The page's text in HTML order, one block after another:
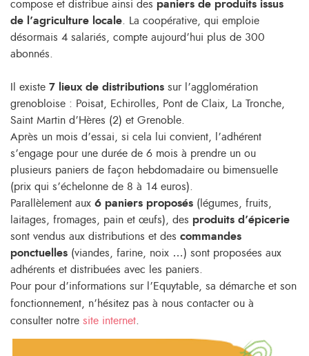
compose et distribue ainsi des paniers de produits issus
de l’agriculture locale . La coopérative, qui emploie
désormais 4 salariés, compte aujourd’hui plus de 300
abonnés.
Il existe 7 lieux de distributions sur l’agglomération
grenobloise : Poisat, Echirolles, Pont de Claix, La Tronche,
Saint Martin d’Hères (2) et Grenoble.
Après un mois d’essai, si cela lui convient, l’adhérent
s’engage pour une durée de 6 mois à prendre un ou
plusieurs paniers de façon hebdomadaire ou bimensuelle
(prix qui s’échelonne de 8 à 14 euros).
Parallèlement aux 6 paniers proposés (légumes, fruits,
laitages, fromages, pain et œufs), des produits d’épicerie
sont vendus aux distributions et des commandes
ponctuelles (viandes, farine, noix …) sont proposées aux
adhérents et distribuées avec les paniers.
Pour pour d’informations sur l’Equytable, sa démarche et son
fonctionnement, n’hésitez pas à nous contacter ou à
consulter notre site internet